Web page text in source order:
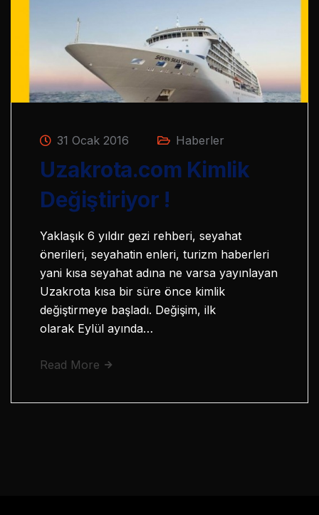
31 Ocak 2016 Haberler
Uzakrota.com Kimlik
Değiştiriyor !
Yaklaşık 6 yıldır gezi rehberi, seyahat
önerileri, seyahatin enleri, turizm haberleri
yani kısa seyahat adına ne varsa yayınlayan
Uzakrota kısa bir süre önce kimlik
değiştirmeye başladı. Değişim, ilk
olarak Eylül ayında…
Read More